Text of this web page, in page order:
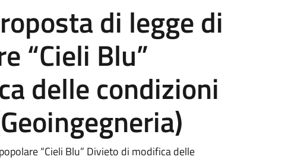
di legge di
“Cieli Blu”
delle condizioni
“Cieli Blu” Divieto di modifica delle